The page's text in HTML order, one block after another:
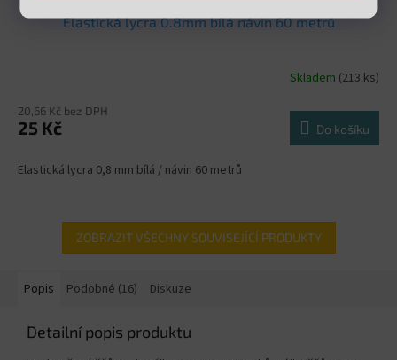
Elastická lycra 0.8mm bílá návin 60 metrů
Skladem (213 ks)
20,66 Kč bez DPH
25 Kč Do košíku
Elastická lycra 0,8 mm bílá / návin 60 metrů
ZOBRAZIT VŠECHNY SOUVISEJÍCÍ PRODUKTY
Popis Podobné (16) Diskuze
Detailní popis produktu